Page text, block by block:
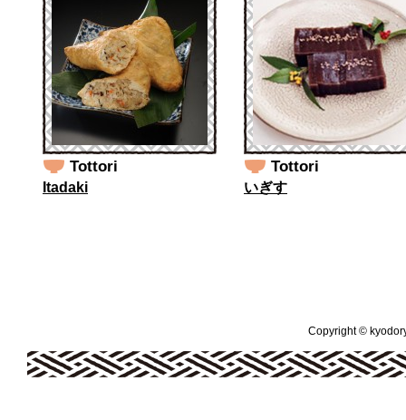
Tottori
Itadaki
Tottori
いぎす
Copyright ©